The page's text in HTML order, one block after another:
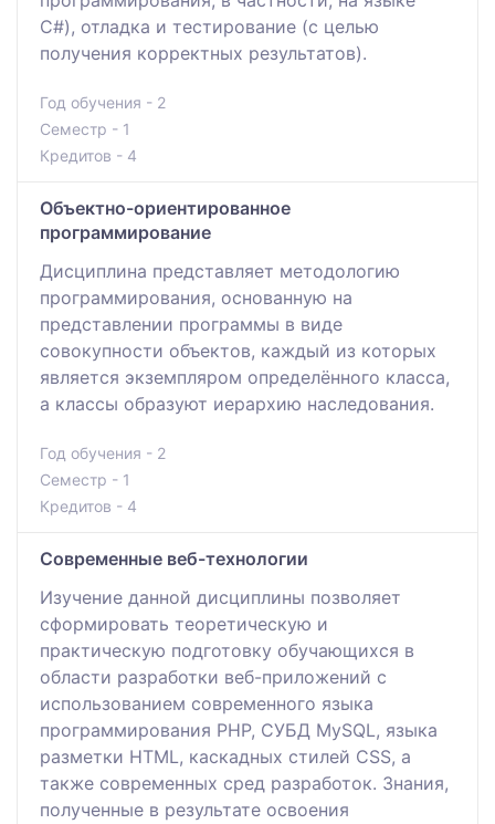
C#), отладка и тестирование (с целью
получения корректных результатов).
Год обучения - 2
Семестр - 1
Кредитов - 4
Объектно-ориентированное
программирование
Дисциплина представляет методологию
программирования, основанную на
представлении программы в виде
совокупности объектов, каждый из которых
является экземпляром определённого класса,
а классы образуют иерархию наследования.
Год обучения - 2
Семестр - 1
Кредитов - 4
Современные веб-технологии
Изучение данной дисциплины позволяет
сформировать теоретическую и
практическую подготовку обучающихся в
области разработки веб-приложений с
использованием современного языка
программирования PHP, СУБД MySQL, языка
разметки HTML, каскадных стилей CSS, а
также современных сред разработок. Знания,
полученные в результате освоения